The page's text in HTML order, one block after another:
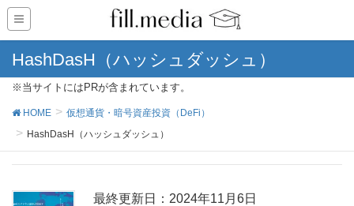
HashDasH（ハッシュダッシュ）
※当サイトにはPRが含まれています。
HOME
仮想通貨・暗号資産投資（DeFi）
HashDasH（ハッシュダッシュ）
最終更新日：2024年11月6日